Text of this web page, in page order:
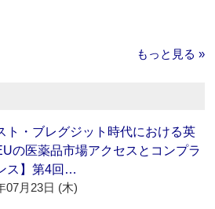
もっと見る »
ト・ブレグジット時代における英
の医薬品市場アクセスとコンプラ
ス】第4回…
07月23日 (木)